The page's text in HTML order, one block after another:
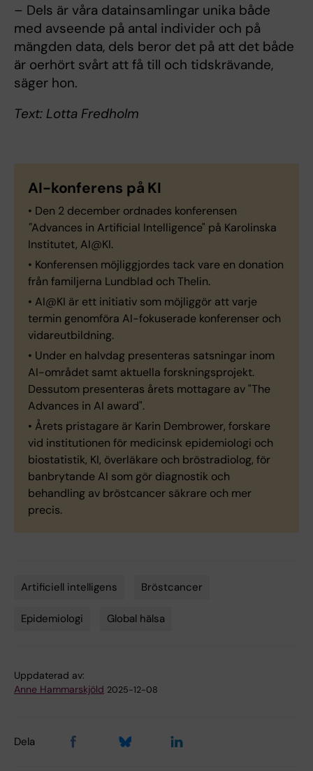
– Dels är våra datainsamlingar unika både
med avseende på antal individer och på
mängden data, dels beror det på att det både
är oerhört svårt att få till och tidskrävande,
säger hon.
Text: Lotta Fredholm
AI-konferens på KI
• Den 2 december ordnades konferensen
"Advances in Artificial Intelligence" på Karolinska
Institutet, AI@KI.
• Konferensen möjliggjordes tack vare en donation
från familjerna Lundblad och Thelin.
• AI@KI är ett initiativ som möjliggör att varje
termin genomföra AI-fokuserade konferenser och
vidareutbildning.
• Under en halvdag presenteras satsningar inom
AI-området samt aktuella forskningsprojekt.
Dessutom presenteras årets mottagare av "The
Advances in AI award".
• Årets pristagare är Karin Dembrower, forskare
vid institutionen för medicinsk epidemiologi och
biostatistik, KI, överläkare och bröstradiolog, för
banbrytande AI som gör diagnostik och
behandling av bröstcancer säkrare och mer
precis.
Artificiell intelligens Bröstcancer
Epidemiologi Global hälsa
Uppdaterad av:
Anne Hammarskjöld 2025-12-08
Dela